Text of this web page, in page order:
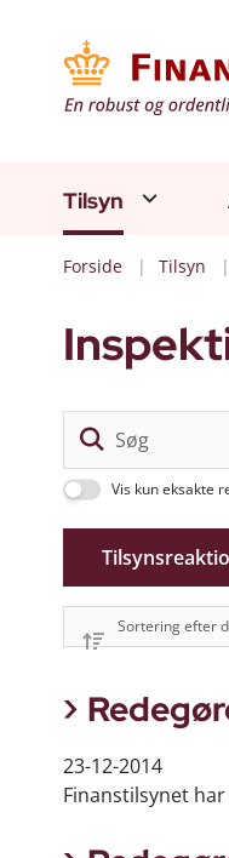
Tilsyn
Forside Tilsyn
Vis kun eksakte
23-12-2014
Finanstilsynet